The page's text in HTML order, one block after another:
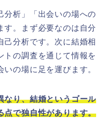
分析」「出会いの場への
す。まず必要なのは自分
己分析です。次に結婚相
トの調査を通じて情報を
の場に足を運びます。
なり、結婚というゴール
点で独自性があります。